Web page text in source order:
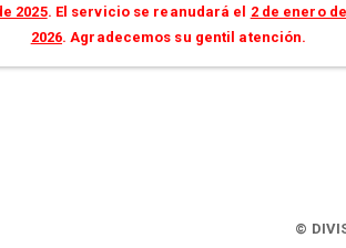
2025. El servicio se reanudará el 2 de enero
2026. Agradecemos su gentil atención.
©